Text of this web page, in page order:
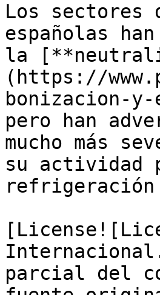
Los
españolas
la
(https://
bonizacion-
pero han
mucho más
su actividad
refrigeración
parcial del